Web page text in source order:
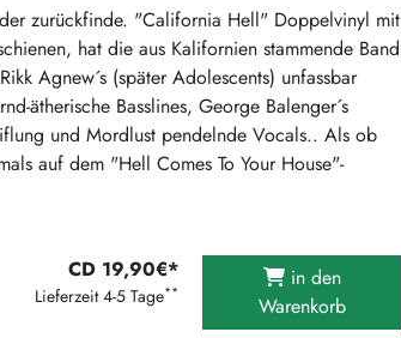
Crazysane Günstiger
Fuzzorama günstiger
Tapete Records günstiger
Sunny Sunny Bastards Summer 26
Warner Rockerwochen
BMG Aktion
zurückfinde. "California Hell" Doppelvinyl mit
hat die aus Kalifornien stammende Band
Agnew´s (später Adolescents) unfassbar
ätherische Basslines, George Balenger´s
und Mordlust pendelnde Vocals.. Als ob
auf dem "Hell Comes To Your House"-
CD 19,90€*
Lieferzeit 4-5 Tage**
in den
Warenkorb